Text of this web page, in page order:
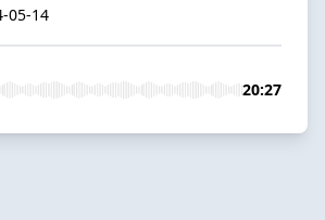
05-14
20:27